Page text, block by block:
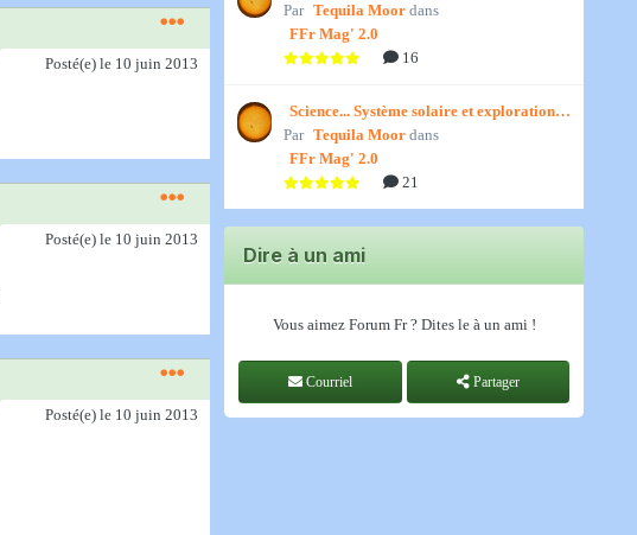
Posté(e) le 10 juin 2013
Posté(e) le 10 juin 2013
Posté(e) le 10 juin 2013
») par Jedino
Par Tequila Moor dans
FFr Mag' 2.0
16
Science... Système solaire et exploration
spatiale, par Jedino
Par Tequila Moor dans
FFr Mag' 2.0
21
Dire à un ami
Vous aimez Forum Fr ? Dites le à un ami !
Courriel Partager